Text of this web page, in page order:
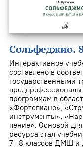
Сольфеджио.
Интерактивное
составлено в
государственными
программам в
«Фортепиано»,
инструменты»,
пение». Основой
ресурса стал
7–8 классов ДМШ и